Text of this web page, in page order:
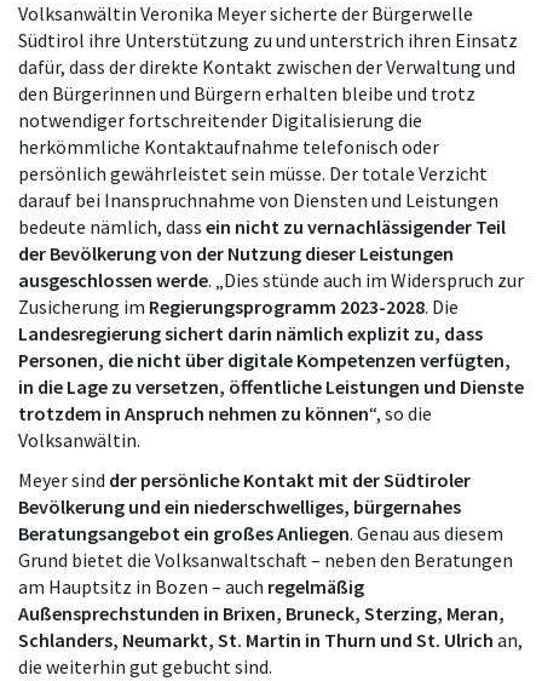
Volksanwältin Veronika Meyer sicherte der Bürgerwelle
Südtirol ihre Unterstützung zu und unterstrich ihren Einsatz
dafür, dass der direkte Kontakt zwischen der Verwaltung und
den Bürgerinnen und Bürgern erhalten bleibe und trotz
notwendiger fortschreitender Digitalisierung die
herkömmliche Kontaktaufnahme telefonisch oder
persönlich gewährleistet sein müsse. Der totale Verzicht
darauf bei Inanspruchnahme von Diensten und Leistungen
bedeute nämlich, dass ein nicht zu vernachlässigender Teil
der Bevölkerung von der Nutzung dieser Leistungen
ausgeschlossen werde. „Dies stünde auch im Widerspruch zur
Zusicherung im Regierungsprogramm 2023-2028. Die
Landesregierung sichert darin nämlich explizit zu, dass
Personen, die nicht über digitale Kompetenzen verfügten,
in die Lage zu versetzen, öffentliche Leistungen und Dienste
trotzdem in Anspruch nehmen zu können“, so die
Volksanwältin.
Meyer sind der persönliche Kontakt mit der Südtiroler
Bevölkerung und ein niederschwelliges, bürgernahes
Beratungsangebot ein großes Anliegen. Genau aus diesem
Grund bietet die Volksanwaltschaft – neben den Beratungen
am Hauptsitz in Bozen – auch regelmäßig
Außensprechstunden in Brixen, Bruneck, Sterzing, Meran,
Schlanders, Neumarkt, St. Martin in Thurn und St. Ulrich an,
die weiterhin gut gebucht sind.